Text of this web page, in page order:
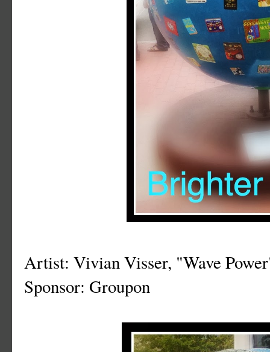
Artist: Vivian Visser, "Wave
Sponsor: Groupon